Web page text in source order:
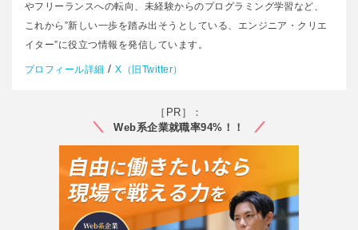
やフリーランスへの転向、未経験からのプログラミング学習など、
これから”新しい一歩を踏み出そうとしている、エンジニア・クリエ
イター”に役立つ情報を発信しています。
プロフィール詳細 /X（旧Twitter）
［PR］：
Web系企業就職率94%！！